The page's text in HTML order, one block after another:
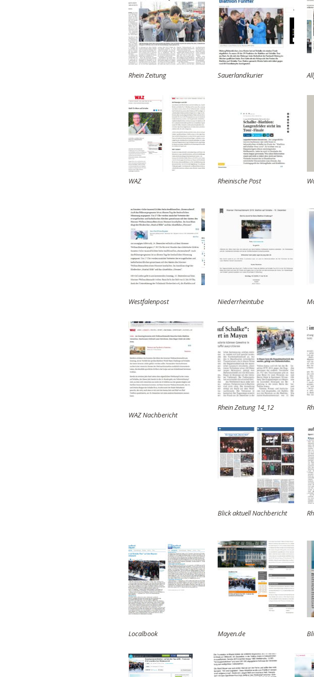
Rhein Zeitung Sauerlandkurier
WAZ Rheinische Post
Westfalenpost Niederrheintube
WAZ Nachbericht
Rhein Zeitung 14_12
Blick aktuell Nachbericht
Localbook Mayen.de